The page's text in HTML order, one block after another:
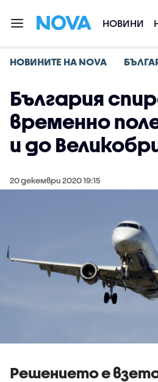
НОВИНИ
НОВИНИТЕ НА NOVA
България
временно
и до
20 декември 2020 19:15
Решението е